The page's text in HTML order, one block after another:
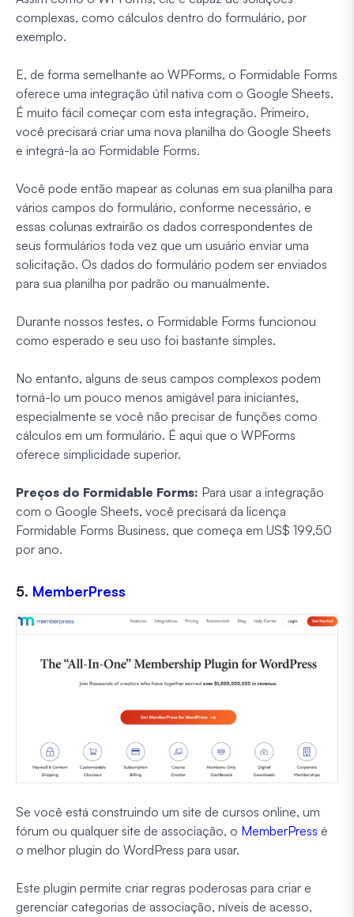
complexas, como cálculos dentro do formulário, por
exemplo.
E, de forma semelhante ao WPForms, o Formidable Forms
oferece uma integração útil nativa com o Google Sheets.
É muito fácil começar com esta integração. Primeiro,
você precisará criar uma nova planilha do Google Sheets
e integrá-la ao Formidable Forms.
Você pode então mapear as colunas em sua planilha para
vários campos do formulário, conforme necessário, e
essas colunas extrairão os dados correspondentes de
seus formulários toda vez que um usuário enviar uma
solicitação. Os dados do formulário podem ser enviados
para sua planilha por padrão ou manualmente.
Durante nossos testes, o Formidable Forms funcionou
como esperado e seu uso foi bastante simples.
No entanto, alguns de seus campos complexos podem
torná-lo um pouco menos amigável para iniciantes,
especialmente se você não precisar de funções como
cálculos em um formulário. É aqui que o WPForms
oferece simplicidade superior.
Preços do Formidable Forms: Para usar a integração
com o Google Sheets, você precisará da licença
Formidable Forms Business, que começa em US$ 199,50
por ano.
5. MemberPress
Se você está construindo um site de cursos online, um
fórum ou qualquer site de associação, o MemberPress é
o melhor plugin do WordPress para usar.
Este plugin permite criar regras poderosas para criar e
gerenciar categorias de associação, níveis de acesso,